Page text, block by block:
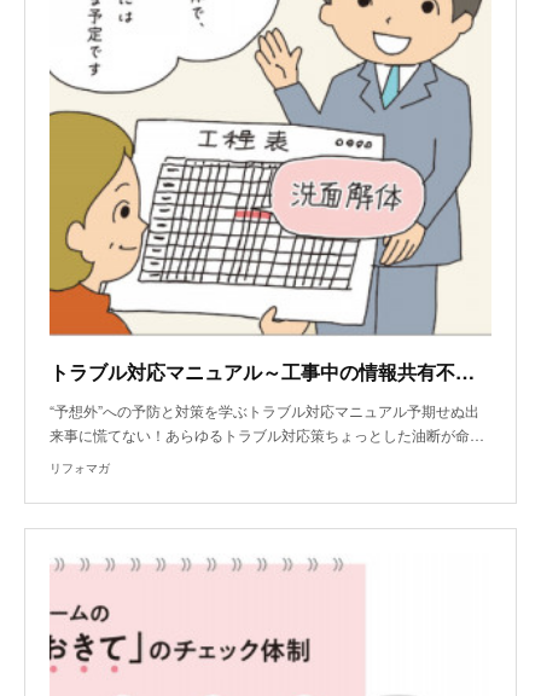
トラブル対応マニュアル～工事中の情報共有不足、連絡不足によるトラブル
“予想外”への予防と対策を学ぶトラブル対応マニュアル予期せぬ出
来事に慌てない！あらゆるトラブル対応策ちょっとした油断が命…
リフォマガ